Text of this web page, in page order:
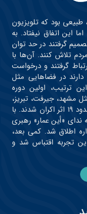
طبیعی بود که تلویزیون
این اتفاق نیفتاد. به
گرفتند در حد توان
تلاش کنند. آن‌ها با
گرفتند و درخواست
دارند در فضاهایی مثل
ترتیب، اولین دوره
مثل مشهد، جیرفت، تبریز،
تهران و… به صورت مردمی برگزار شد و حدود ۱۹ اثر اکران شدند. با
ندای «أین عمار» رهبری
اطلاق شد. کمی بعد،
تجربه اقتباس شد و